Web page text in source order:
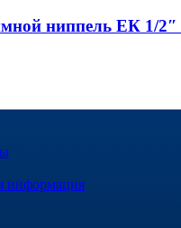
ниппель ЕК 1/2″
информация